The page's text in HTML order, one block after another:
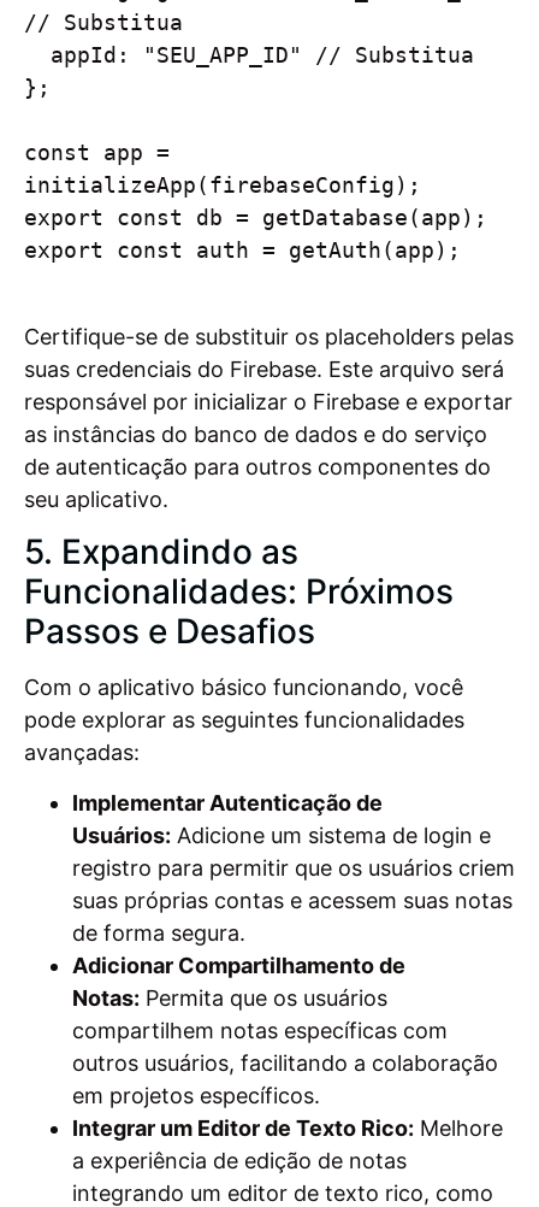
// Substitua
};
const app =
initializeApp(firebaseConfig);
export const db = getDatabase(app);
export const auth = getAuth(app);
Certifique-se de substituir os placeholders pelas
suas credenciais do Firebase. Este arquivo será
responsável por inicializar o Firebase e exportar
as instâncias do banco de dados e do serviço
de autenticação para outros componentes do
seu aplicativo.
5. Expandindo as
Funcionalidades: Próximos
Passos e Desafios
Com o aplicativo básico funcionando, você
pode explorar as seguintes funcionalidades
avançadas:
Implementar Autenticação de
Usuários: Adicione um sistema de login e
registro para permitir que os usuários criem
suas próprias contas e acessem suas notas
de forma segura.
Adicionar Compartilhamento de
Notas: Permita que os usuários
compartilhem notas específicas com
outros usuários, facilitando a colaboração
em projetos específicos.
Integrar um Editor de Texto Rico: Melhore
a experiência de edição de notas
integrando um editor de texto rico, como